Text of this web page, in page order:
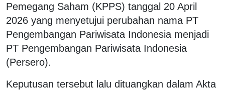
Pemegang Saham (KPPS) tanggal 20 April
2026 yang menyetujui perubahan nama PT
Pengembangan Pariwisata Indonesia menjadi
PT Pengembangan Pariwisata Indonesia
(Persero).
Keputusan tersebut lalu dituangkan dalam Akta